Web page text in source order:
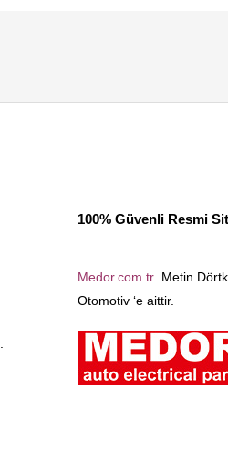
100% Güvenli Resmi
Medor.com.tr Metin
Otomotiv ‘e aittir.